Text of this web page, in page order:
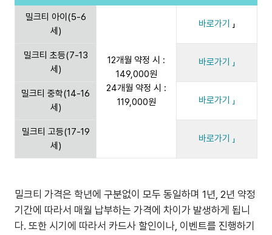
밀크티 아이(5-6
세)
12개월 약정 시 :
149,000원
24개월 약정 시 :
119,000원
바로가기 」
밀크티 초등(7-13
세)
바로가기 」
밀크티 중학(14-16
세)
바로가기 」
밀크티 고등(17-19
세)
바로가기 」
밀크티 가격은 학년에 구분없이 모두 동일하며 1년, 2년 약정
기간에 따라서 매월 납부하는 가격에 차이가 발생하게 됩니
다. 또한 시기에 따라서 카드사 할인이나, 이벤트를 진행하기